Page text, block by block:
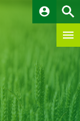
account_circle